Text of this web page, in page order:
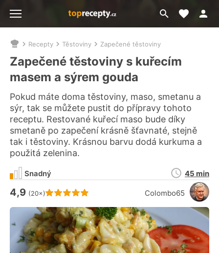
Přejít
na
Moje
Nacházíte
se
zde:
Recepty Těstoviny Zapečené těstoviny
Zapečené těstoviny s kuřecím
masem a sýrem gouda
Pokud máte doma těstoviny, maso, smetanu a
sýr, tak se můžete pustit do přípravy tohoto
receptu. Restované kuřecí maso bude díky
smetaně po zapečení krásně šťavnaté, stejně
tak i těstoviny. Krásnou barvu dodá kurkuma a
použitá zelenina.
Hodnocení receptu je
4,9 (20×) Colombo65
Snadný
Doba
přípravy
45 min